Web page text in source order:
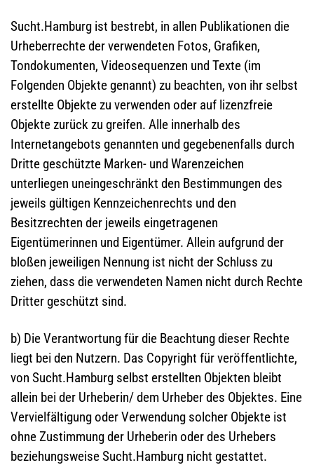
Sucht.Hamburg ist bestrebt, in allen Publikationen die
Urheberrechte der verwendeten Fotos, Grafiken,
Tondokumenten, Videosequenzen und Texte (im
Folgenden Objekte genannt) zu beachten, von ihr selbst
erstellte Objekte zu verwenden oder auf lizenzfreie
Objekte zurück zu greifen. Alle innerhalb des
Internetangebots genannten und gegebenenfalls durch
Dritte geschützte Marken- und Warenzeichen
unterliegen uneingeschränkt den Bestimmungen des
jeweils gültigen Kennzeichenrechts und den
Besitzrechten der jeweils eingetragenen
Eigentümerinnen und Eigentümer. Allein aufgrund der
bloßen jeweiligen Nennung ist nicht der Schluss zu
ziehen, dass die verwendeten Namen nicht durch Rechte
Dritter geschützt sind.
b) Die Verantwortung für die Beachtung dieser Rechte
liegt bei den Nutzern. Das Copyright für veröffentlichte,
von Sucht.Hamburg selbst erstellten Objekten bleibt
allein bei der Urheberin/ dem Urheber des Objektes. Eine
Vervielfältigung oder Verwendung solcher Objekte ist
ohne Zustimmung der Urheberin oder des Urhebers
beziehungsweise Sucht.Hamburg nicht gestattet.